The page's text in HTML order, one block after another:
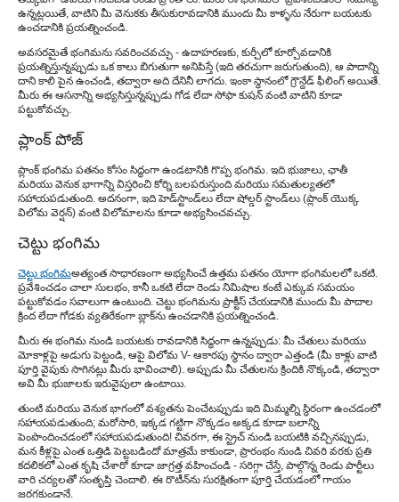
ఉన్నట్లయితే, వాటిని మీ వెనుకకు తీసుకురావడానికి ముందు మీ కాళ్ళను నేరుగా బయటకు
ఉంచడానికి ప్రయత్నించండి.
అవసరమైతే భంగిమను సవరించవచ్చు - ఉదాహరణకు, కుర్చీలో కూర్చోవడానికి
ప్రయత్నిస్తున్నప్పుడు ఒక కాలు బిగుతుగా అనిపిస్తే (ఇది తరచుగా జరుగుతుంది), ఆ పాదాన్ని
దాని కాలి పైన ఉంచండి, తద్వారా అది దేనినీ లాగదు. ఇంకా స్థానంలో గ్రౌన్దేడ్ ఫీలింగ్ అయితే.
మీరు ఈ ఆసనాన్ని అభ్యసిస్తున్నప్పుడు గోడ లేదా సోఫా కుషన్ వంటి వాటిని కూడా
పట్టుకోవచ్చు.
ప్లాంక్ పోజ్
ప్లాంక్ భంగిమ పతనం కోసం సిద్ధంగా ఉండటానికి గొప్ప భంగిమ. ఇది భుజాలు, ఛాతీ
మరియు వెనుక భాగాన్ని విస్తరించి కోర్ని బలపరుస్తుంది మరియు సమతుల్యతలో
సహాయపడుతుంది. అదనంగా, ఇది హెడ్‌స్టాండ్‌లు లేదా షోల్డర్ స్టాండ్‌లు (ప్లాంక్ యొక్క
విలోమ వెర్షన్) వంటి విలోమాలను కూడా అభ్యసించవచ్చు.
చెట్టు భంగిమ
చెట్టు భంగిమఅత్యంత సాధారణంగా అభ్యసించే ఉత్తమ పతనం యోగా భంగిమలలో ఒకటి.
ప్రవేశించడం చాలా సులభం, కానీ ఒకటి లేదా రెండు నిమిషాల కంటే ఎక్కువ సమయం
పట్టుకోవడం సవాలుగా ఉంటుంది. చెట్టు భంగిమను ప్రాక్టీస్ చేయడానికి ముందు మీ పాదాల
క్రింద లేదా గోడకు వ్యతిరేకంగా బ్లాక్‌ను ఉంచడానికి ప్రయత్నించండి.
మీరు ఈ భంగిమ నుండి బయటకు రావడానికి సిద్ధంగా ఉన్నప్పుడు: మీ చేతులు మరియు
మోకాళ్లపై అడుగు పెట్టండి, ఆపై విలోమ V- ఆకారపు స్థానం ద్వారా ఎత్తండి (మీ కాళ్లు వాటి
పూర్తి వైపుకు సాగినట్లు మీరు భావించాలి). అప్పుడు మీ చేతులను క్రిందికి నొక్కండి, తద్వారా
అవి మీ భుజాలకు ఇరువైపులా ఉంటాయి.
తుంటి మరియు వెనుక భాగంలో వశ్యతను పెంచేటప్పుడు ఇది మిమ్మల్ని స్థిరంగా ఉంచడంలో
సహాయపడుతుంది; మరోసారి, ఇక్కడ గట్టిగా నొక్కడం అక్కడ కూడా బలాన్ని
పెంపొందించడంలో సహాయపడుతుంది! చివరగా, ఈ స్ట్రెచ్ నుండి బయటికి వచ్చినప్పుడు,
మన కీళ్లపై ఎంత ఒత్తిడి పెట్టబడిందో మాత్రమే కాకుండా, ప్రారంభం నుండి చివరి వరకు ప్రతి
కదలికలో ఎంత కృషి చేశారో కూడా జాగ్రత్త వహించండి - సరిగ్గా చేస్తే, పాల్గొన్న రెండు పార్టీలు
వారి చర్యలతో సంతృప్తి చెందాలి. ఈ రొటీన్‌ను సురక్షితంగా పూర్తి చేయడంలో గాయం
జరగకుండానే.